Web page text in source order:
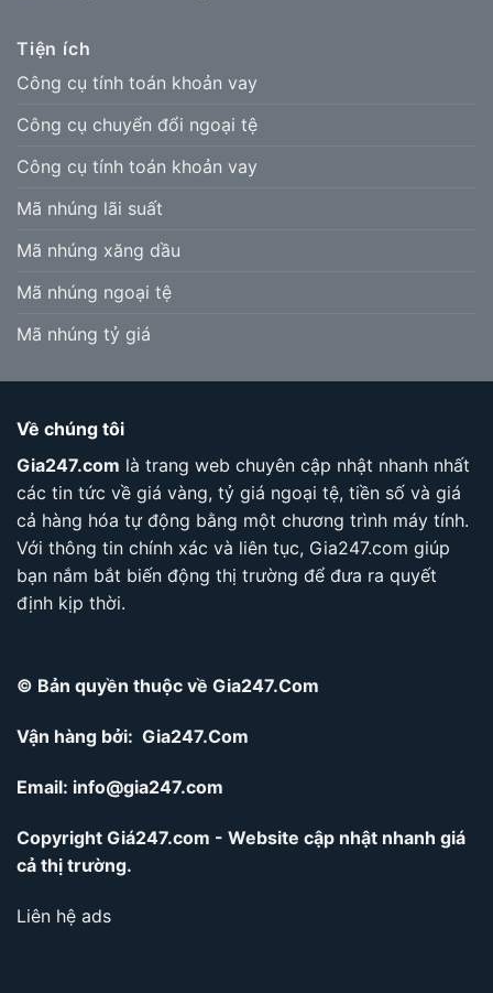
Tiện ích
Công cụ tính toán khoản vay
Công cụ chuyển đổi ngoại tệ
Công cụ tính toán khoản vay
Mã nhúng lãi suất
Mã nhúng xăng dầu
Mã nhúng ngoại tệ
Mã nhúng tỷ giá
Về chúng tôi
Gia247.com là trang web chuyên cập nhật nhanh nhất
các tin tức về giá vàng, tỷ giá ngoại tệ, tiền số và giá
cả hàng hóa tự động bằng một chương trình máy tính.
Với thông tin chính xác và liên tục, Gia247.com giúp
bạn nắm bắt biến động thị trường để đưa ra quyết
định kịp thời.
© Bản quyền thuộc về Gia247.Com
Vận hàng bởi: Gia247.Com
Email: info@gia247.com
Copyright Giá247.com - Website cập nhật nhanh giá
cả thị trường.
Liên hệ ads